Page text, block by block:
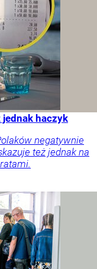
jednak haczyk
negatywnie
też jednak na